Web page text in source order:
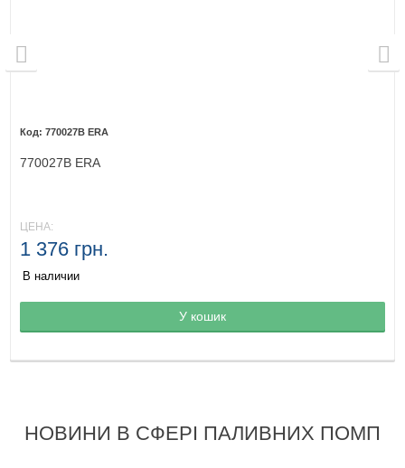
Товар в корзине
770027B ERA
770027B ERA
ЦЕНА:
1 376 грн.
В наличии
У кошик
НОВИНИ В СФЕРІ ПАЛИВНИХ ПОМП